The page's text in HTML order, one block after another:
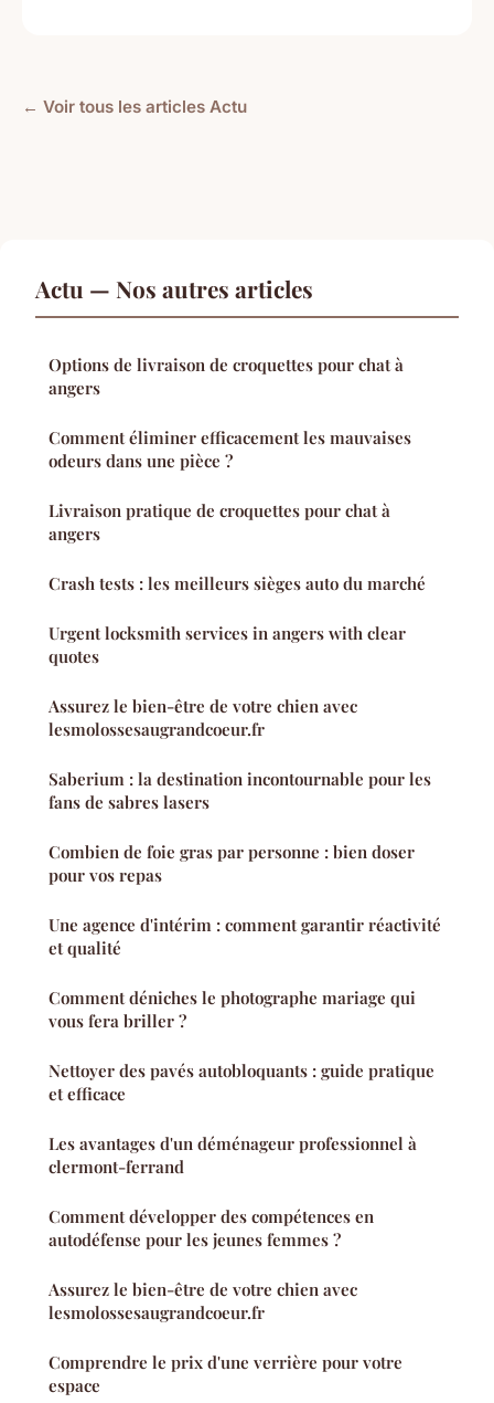
← Voir tous les articles Actu
Actu — Nos autres articles
Options de livraison de croquettes pour chat à
angers
Comment éliminer efficacement les mauvaises
odeurs dans une pièce ?
Livraison pratique de croquettes pour chat à
angers
Crash tests : les meilleurs sièges auto du marché
Urgent locksmith services in angers with clear
quotes
Assurez le bien-être de votre chien avec
lesmolossesaugrandcoeur.fr
Saberium : la destination incontournable pour les
fans de sabres lasers
Combien de foie gras par personne : bien doser
pour vos repas
Une agence d'intérim : comment garantir réactivité
et qualité
Comment déniches le photographe mariage qui
vous fera briller ?
Nettoyer des pavés autobloquants : guide pratique
et efficace
Les avantages d'un déménageur professionnel à
clermont-ferrand
Comment développer des compétences en
autodéfense pour les jeunes femmes ?
Assurez le bien-être de votre chien avec
lesmolossesaugrandcoeur.fr
Comprendre le prix d'une verrière pour votre
espace